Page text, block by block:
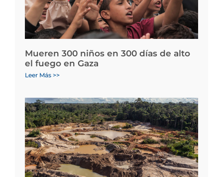
Mueren 300 niños en 300 días de alto
el fuego en Gaza
Leer Más >>